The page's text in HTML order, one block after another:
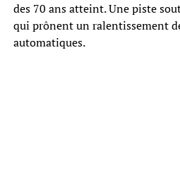
des 70 ans atteint. Une piste
qui prônent un ralentissement
automatiques.